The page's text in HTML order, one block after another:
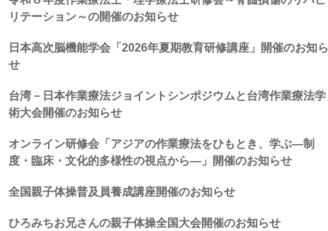
リテーション～の開催のお知らせ
日本高次脳機能学会「2026年夏期教育研修講座」開催のお知ら
せ
台湾－日本作業療法ジョイントシンポジウムと台湾作業療法学
術大会開催のお知らせ
オンライン研修会「アジアの作業療法をひもとき、学ぶ―制
度・臨床・文化的多様性の視点から―」開催のお知らせ
全国親子体操普及員養成講座開催のお知らせ
ひろみちお兄さんの親子体操全国大会開催のお知らせ